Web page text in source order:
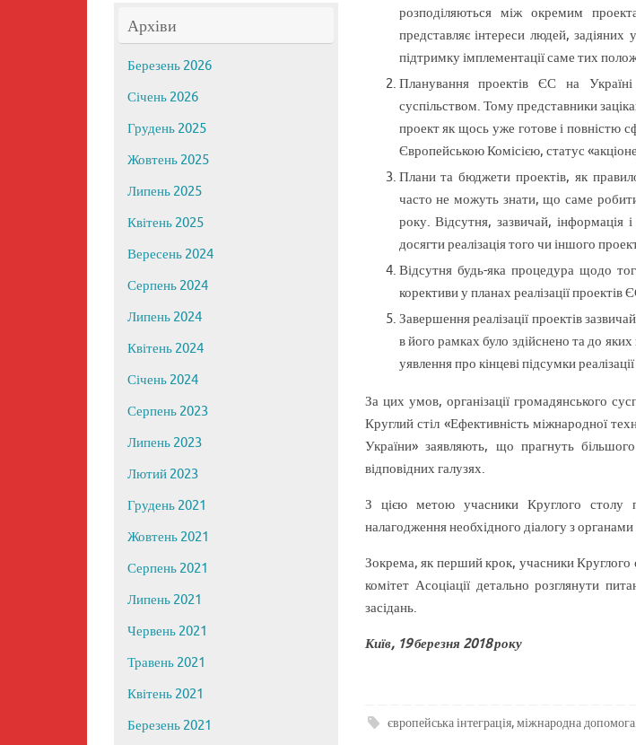
розподіляються між окремим
представляє інтереси людей,
підтримку імплементації саме тих
Планування проектів ЄС на Україні
суспільством. Тому представники
проект як щось уже готове і повністю
Європейською Комісією, статус
Плани та бюджети проектів, як
часто не можуть знати, що саме
року. Відсутня, зазвичай, інформація
досягти реалізація того чи іншого
Відсутня будь-яка процедура щодо
корективи у планах реалізації проектів
Завершення реалізації проектів
в його рамках було здійснено та до
уявлення про кінцеві підсумки
За цих умов, організації громадянського
Круглий стіл «Ефективність міжнародної
України» заявляють, що прагнуть
відповідних галузях.
З цією метою учасники Круглого столу
налагодження необхідного діалогу з
Зокрема, як перший крок, учасники Круглого
комітет Асоціації детально розглянути
засідань.
Київ, 19 березня 2018 року
європейська інтеграція,міжнародна допомога
Архіви
Березень 2026
Січень 2026
Грудень 2025
Жовтень 2025
Липень 2025
Квітень 2025
Вересень 2024
Серпень 2024
Липень 2024
Квітень 2024
Січень 2024
Серпень 2023
Липень 2023
Лютий 2023
Грудень 2021
Жовтень 2021
Серпень 2021
Липень 2021
Червень 2021
Травень 2021
Квітень 2021
Березень 2021